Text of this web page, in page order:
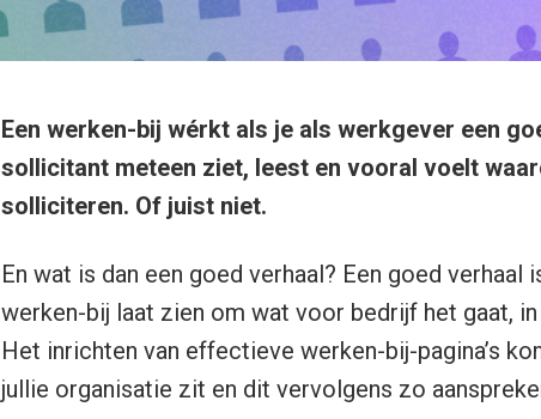
Een werken-bij wérkt als je als werkgever een
sollicitant meteen ziet, leest en vooral voelt
solliciteren. Of juist niet.
En wat is dan een goed verhaal? Een goed verhaal
werken-bij laat zien om wat voor bedrijf het gaat,
Het inrichten van effectieve werken-bij-pagina’s
jullie organisatie zit en dit vervolgens zo